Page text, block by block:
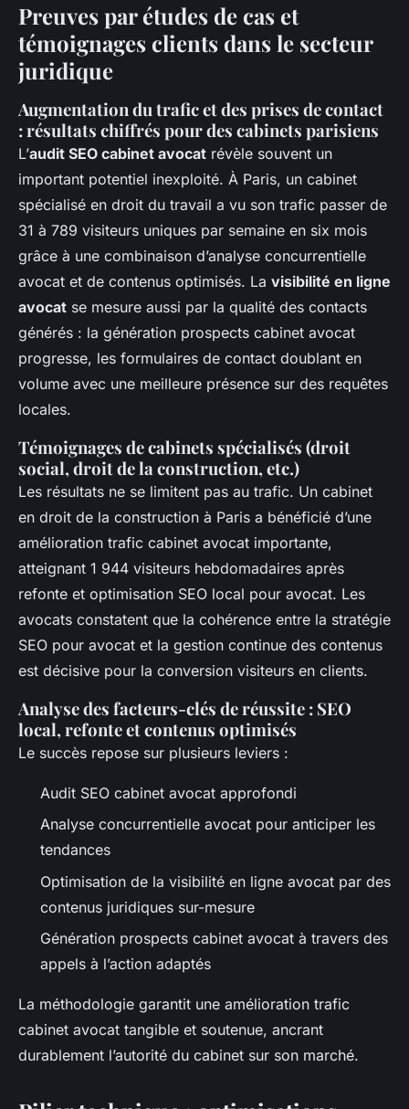
Preuves par études de cas et
témoignages clients dans le secteur
juridique
Augmentation du trafic et des prises de contact
: résultats chiffrés pour des cabinets parisiens
L’audit SEO cabinet avocat révèle souvent un
important potentiel inexploité. À Paris, un cabinet
spécialisé en droit du travail a vu son trafic passer de
31 à 789 visiteurs uniques par semaine en six mois
grâce à une combinaison d’analyse concurrentielle
avocat et de contenus optimisés. La visibilité en ligne
avocat se mesure aussi par la qualité des contacts
générés : la génération prospects cabinet avocat
progresse, les formulaires de contact doublant en
volume avec une meilleure présence sur des requêtes
locales.
Témoignages de cabinets spécialisés (droit
social, droit de la construction, etc.)
Les résultats ne se limitent pas au trafic. Un cabinet
en droit de la construction à Paris a bénéficié d’une
amélioration trafic cabinet avocat importante,
atteignant 1 944 visiteurs hebdomadaires après
refonte et optimisation SEO local pour avocat. Les
avocats constatent que la cohérence entre la stratégie
SEO pour avocat et la gestion continue des contenus
est décisive pour la conversion visiteurs en clients.
Analyse des facteurs-clés de réussite : SEO
local, refonte et contenus optimisés
Le succès repose sur plusieurs leviers :
Audit SEO cabinet avocat approfondi
Analyse concurrentielle avocat pour anticiper les
tendances
Optimisation de la visibilité en ligne avocat par des
contenus juridiques sur-mesure
Génération prospects cabinet avocat à travers des
appels à l’action adaptés
La méthodologie garantit une amélioration trafic
cabinet avocat tangible et soutenue, ancrant
durablement l’autorité du cabinet sur son marché.